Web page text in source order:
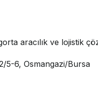
aracılık ve lojistik
5-6, Osmangazi/Bursa